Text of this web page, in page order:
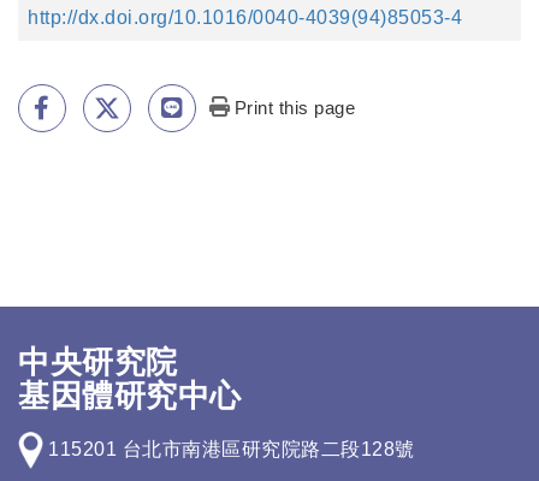
http://dx.doi.org/10.1016/0040-4039(94)85053-4
Print this page
中央研究院
基因體研究中心
115201 台北市南港區研究院路二段128號